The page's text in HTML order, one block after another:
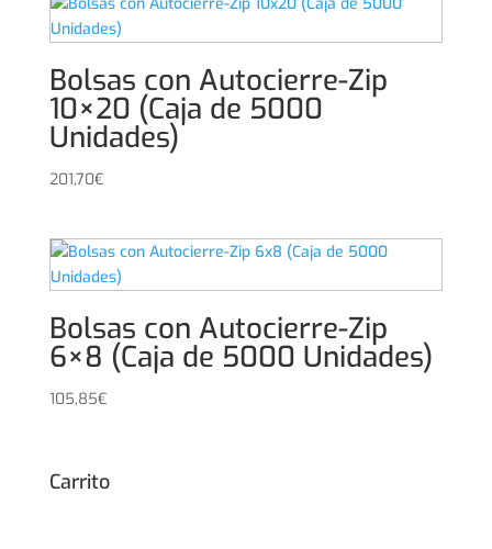
Bolsas con Autocierre-Zip
10×20 (Caja de 5000
Unidades)
201,70€
Bolsas con Autocierre-Zip
6×8 (Caja de 5000 Unidades)
105,85€
Carrito